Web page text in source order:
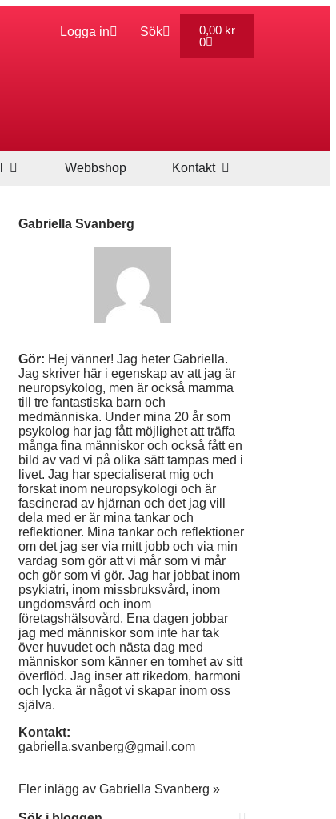
Logga in Sök 0,00 kr
0
Webbshop Kontakt
Gabriella Svanberg
Gör: Hej vänner! Jag heter Gabriella.
Jag skriver här i egenskap av att jag är
neuropsykolog, men är också mamma
till tre fantastiska barn och
medmänniska. Under mina 20 år som
psykolog har jag fått möjlighet att träffa
många fina människor och också fått en
bild av vad vi på olika sätt tampas med i
livet. Jag har specialiserat mig och
forskat inom neuropsykologi och är
fascinerad av hjärnan och det jag vill
dela med er är mina tankar och
reflektioner. Mina tankar och reflektioner
om det jag ser via mitt jobb och via min
vardag som gör att vi mår som vi mår
och gör som vi gör. Jag har jobbat inom
psykiatri, inom missbruksvård, inom
ungdomsvård och inom
företagshälsovård. Ena dagen jobbar
jag med människor som inte har tak
över huvudet och nästa dag med
människor som känner en tomhet av sitt
överflöd. Jag inser att rikedom, harmoni
och lycka är något vi skapar inom oss
själva.
Kontakt:
gabriella.svanberg@gmail.com
Fler inlägg av Gabriella Svanberg »